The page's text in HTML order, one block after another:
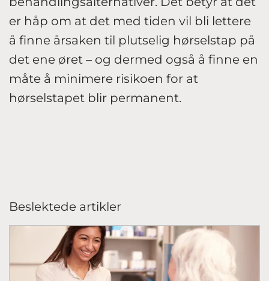
er håp om at det med tiden vil bli lettere
å finne årsaken til plutselig hørselstap på
det ene øret – og dermed også å finne en
måte å minimere risikoen for at
hørselstapet blir permanent.
Beslektede artikler